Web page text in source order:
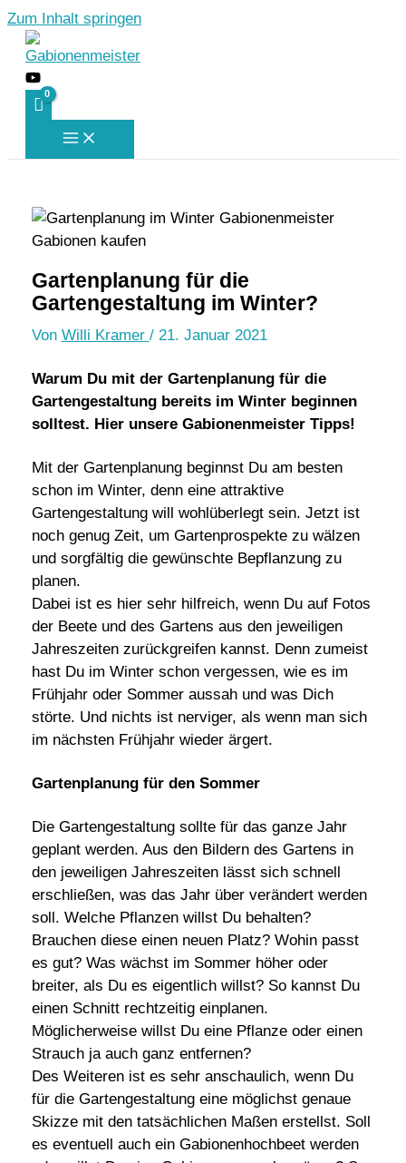
Zum Inhalt springen
Gartenplanung für die
Gartengestaltung im Winter?
Von Willi Kramer / 21. Januar 2021
Warum Du mit der Gartenplanung für die
Gartengestaltung bereits im Winter beginnen
solltest. Hier unsere Gabionenmeister Tipps!
Mit der Gartenplanung beginnst Du am besten
schon im Winter, denn eine attraktive
Gartengestaltung will wohlüberlegt sein. Jetzt ist
noch genug Zeit, um Gartenprospekte zu wälzen
und sorgfältig die gewünschte Bepflanzung zu
planen.
Dabei ist es hier sehr hilfreich, wenn Du auf Fotos
der Beete und des Gartens aus den jeweiligen
Jahreszeiten zurückgreifen kannst. Denn zumeist
hast Du im Winter schon vergessen, wie es im
Frühjahr oder Sommer aussah und was Dich
störte. Und nichts ist nerviger, als wenn man sich
im nächsten Frühjahr wieder ärgert.
Gartenplanung für den Sommer
Die Gartengestaltung sollte für das ganze Jahr
geplant werden. Aus den Bildern des Gartens in
den jeweiligen Jahreszeiten lässt sich schnell
erschließen, was das Jahr über verändert werden
soll. Welche Pflanzen willst Du behalten?
Brauchen diese einen neuen Platz? Wohin passt
es gut? Was wächst im Sommer höher oder
breiter, als Du es eigentlich willst? So kannst Du
einen Schnitt rechtzeitig einplanen.
Möglicherweise willst Du eine Pflanze oder einen
Strauch ja auch ganz entfernen?
Des Weiteren ist es sehr anschaulich, wenn Du
für die Gartengestaltung eine möglichst genaue
Skizze mit den tatsächlichen Maßen erstellst. Soll
es eventuell auch ein Gabionenhochbeet werden